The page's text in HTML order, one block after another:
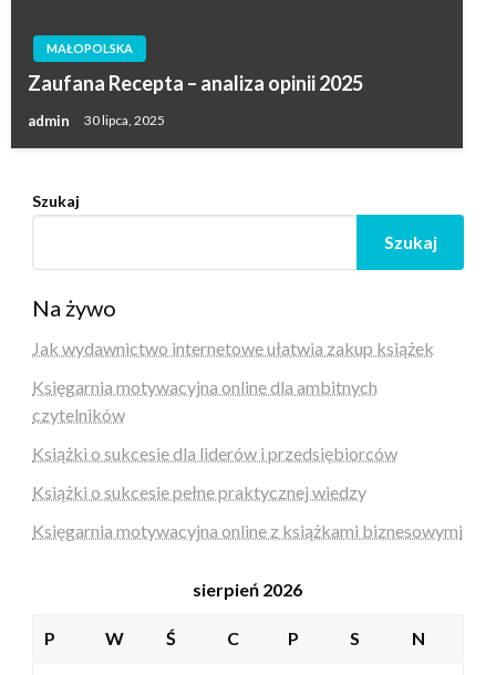
MAŁOPOLSKA
Zaufana Recepta – analiza opinii 2025
admin 30 lipca, 2025
Szukaj
Szukaj
Na żywo
Jak wydawnictwo internetowe ułatwia zakup książek
Księgarnia motywacyjna online dla ambitnych
czytelników
Książki o sukcesie dla liderów i przedsiębiorców
Książki o sukcesie pełne praktycznej wiedzy
Księgarnia motywacyjna online z książkami biznesowymi
sierpień 2026
P W Ś C P S N